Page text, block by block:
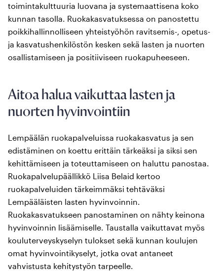
toimintakulttuuria luovana ja systemaattisena koko
kunnan tasolla. Ruokakasvatuksessa on panostettu
poikkihallinnolliseen yhteistyöhön ravitsemis-, opetus-
ja kasvatushenkilöstön kesken sekä lasten ja nuorten
osallistamiseen ja positiiviseen ruokapuheeseen.
Aitoa halua vaikuttaa lasten ja
nuorten hyvinvointiin
Lempäälän ruokapalveluissa ruokakasvatus ja sen
edistäminen on koettu erittäin tärkeäksi ja siksi sen
kehittämiseen ja toteuttamiseen on haluttu panostaa.
Ruokapalvelupäällikkö Liisa Belaid kertoo
ruokapalveluiden tärkeimmäksi tehtäväksi
Lempääläisten lasten hyvinvoinnin.
Ruokakasvatukseen panostaminen on nähty keinona
hyvinvoinnin lisäämiselle. Taustalla vaikuttavat myös
kouluterveyskyselyn tulokset sekä kunnan koulujen
omat hyvinvointikyselyt, jotka ovat antaneet
vahvistusta kehitystyön tarpeelle.